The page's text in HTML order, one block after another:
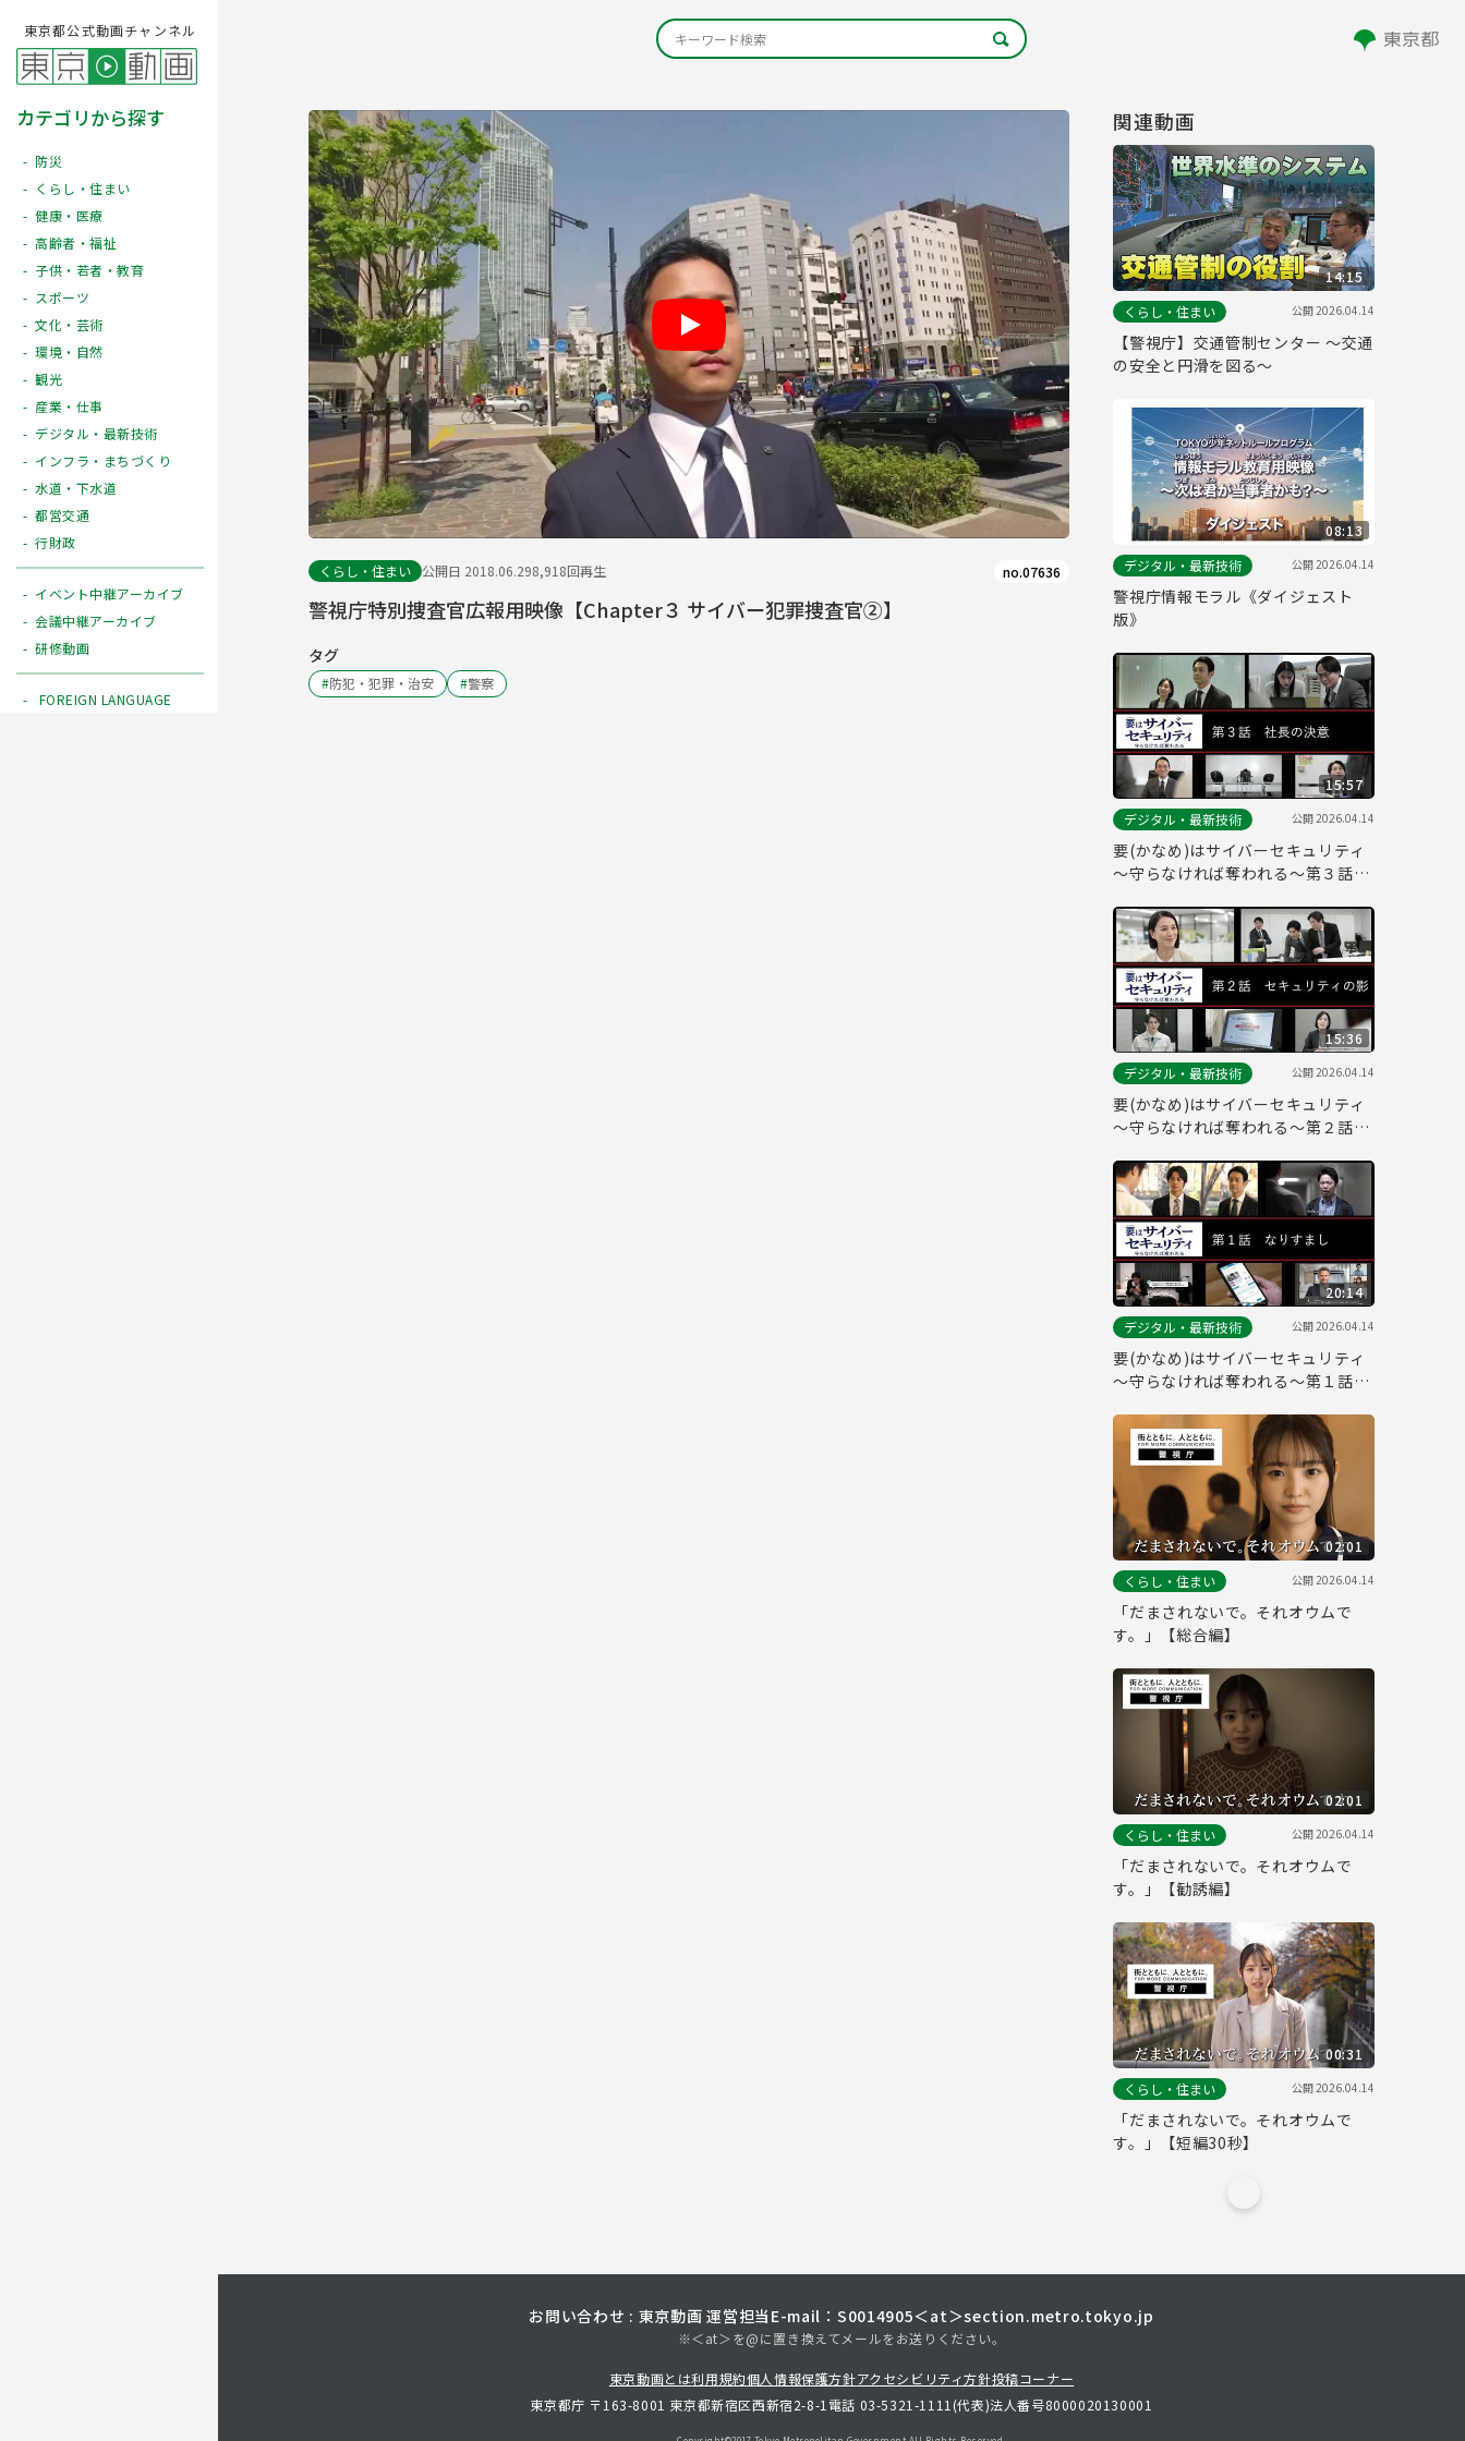
東京都公式動画チャンネル
カテゴリから探す
防災
くらし・住まい
健康・医療
高齢者・福祉
子供・若者・教育
スポーツ
文化・芸術
環境・自然
観光
産業・仕事
デジタル・最新技術
インフラ・まちづくり
水道・下水道
都営交通
行財政
イベント中継アーカイブ
会議中継アーカイブ
研修動画
FOREIGN LANGUAGE
Play
くらし・住まい 公開日 2018.06.298,918回再生 no.07636
警視庁特別捜査官広報用映像【Chapter３ サイバー犯罪捜査官②】
タグ
#防犯・犯罪・治安 #警察
関連動画
14:15
くらし・住まい
公開2026.04.14
【警視庁】交通管制センター ～交通
の安全と円滑を図る～
08:13
デジタル・最新技術
公開2026.04.14
警視庁情報モラル《ダイジェスト
版》
15:57
デジタル・最新技術
公開2026.04.14
要(かなめ)はサイバーセキュリティ
～守らなければ奪われる～第３話
15:36
デジタル・最新技術
公開2026.04.14
要(かなめ)はサイバーセキュリティ
～守らなければ奪われる～第２話
理者向け)
20:14
デジタル・最新技術
公開2026.04.14
要(かなめ)はサイバーセキュリティ
～守らなければ奪われる～第１話
02:01
くらし・住まい
公開2026.04.14
「だまされないで。それオウムで
す。」【総合編】
02:01
くらし・住まい
公開2026.04.14
「だまされないで。それオウムで
す。」【勧誘編】
00:31
くらし・住まい
公開2026.04.14
「だまされないで。それオウムで
す。」【短編30秒】
お問い合わせ : 東京動画 運営担当 E-mail：S0014905＜at＞section.metro.tokyo.jp
※＜at＞を@に置き換えてメールをお送りください。
東京動画とは利用規約個人情報保護方針アクセシビリティ方針投稿コーナー
東京都庁 〒163-8001 東京都新宿区西新宿2-8-1 電話 03-5321-1111(代表)法人番号8000020130001